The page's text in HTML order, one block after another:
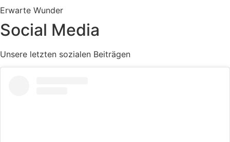
Die
können
auf
Erwarte Wunder
Social Media
Unsere letzten sozialen Beiträgen